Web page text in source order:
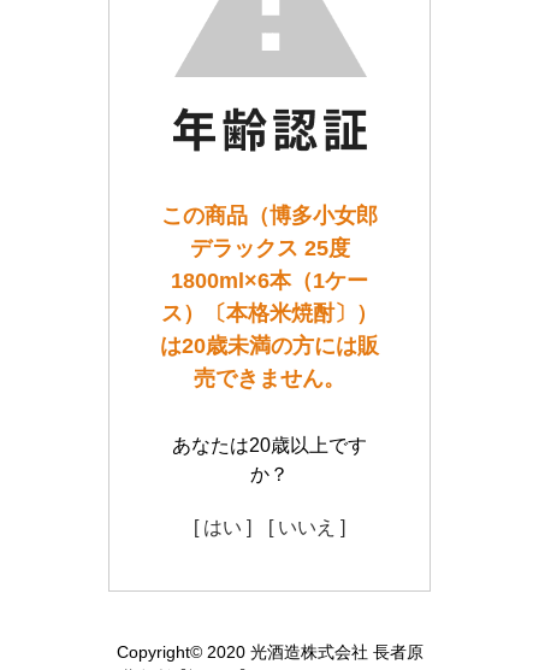
この商品（博多小女郎
デラックス 25度
1800ml×6本（1ケー
ス）〔本格米焼酎〕）
は20歳未満の方には販
売できません。
あなたは20歳以上です
か？
[ はい ] [ いいえ ]
Copyright© 2020 光酒造株式会社 長者原